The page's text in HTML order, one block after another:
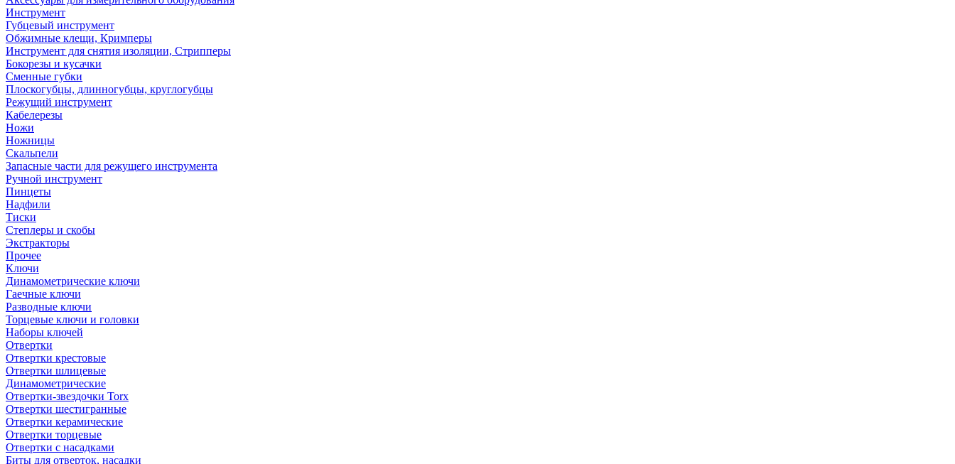
Инструмент
Губцевый инструмент
Обжимные клещи, Кримперы
Инструмент для снятия изоляции, Стрипперы
Бокорезы и кусачки
Сменные губки
Плоскогубцы, длинногубцы, круглогубцы
Режущий инструмент
Кабелерезы
Ножи
Ножницы
Скальпели
Запасные части для режущего инструмента
Ручной инструмент
Пинцеты
Надфили
Тиски
Степлеры и скобы
Экстракторы
Прочее
Ключи
Динамометрические ключи
Гаечные ключи
Разводные ключи
Торцевые ключи и головки
Наборы ключей
Отвертки
Отвертки крестовые
Отвертки шлицевые
Динамометрические
Отвертки-звездочки Torx
Отвертки шестигранные
Отвертки керамические
Отвертки торцевые
Отвертки с насадками
Биты для отверток, насадки